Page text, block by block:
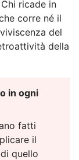
Chi ricade in
corre né il
del
della
in ogni
fatti
il
quello